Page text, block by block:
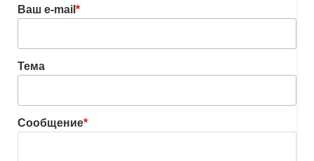
Ваш e-mail *
Тема
Сообщение*